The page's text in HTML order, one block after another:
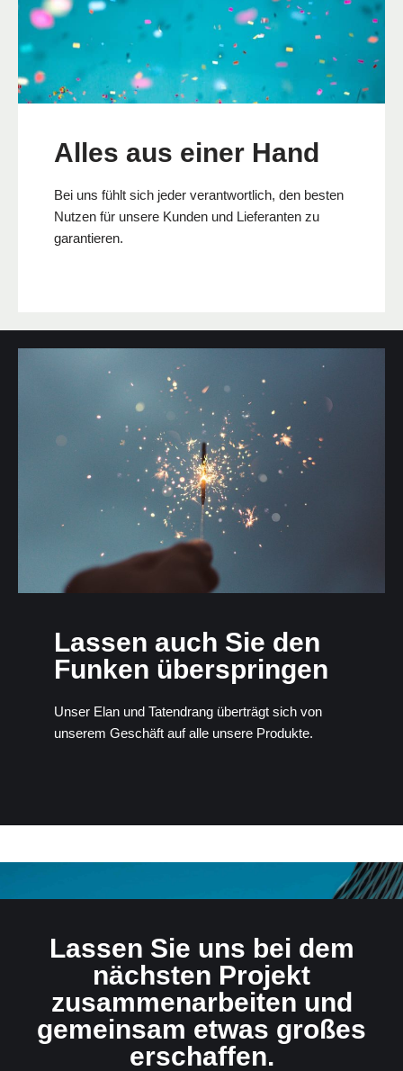
Alles aus einer Hand
Bei uns fühlt sich jeder verantwortlich, den besten
Nutzen für unsere Kunden und Lieferanten zu
garantieren.
Lassen auch Sie den
Funken überspringen
Unser Elan und Tatendrang überträgt sich von
unserem Geschäft auf alle unsere Produkte.
Lassen Sie uns bei dem
nächsten Projekt
zusammenarbeiten und
gemeinsam etwas großes
erschaffen.